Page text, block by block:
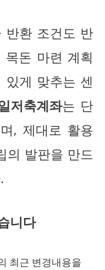
반환 조건도 반
돈 마련 계획
게 맞추는 센
저축계좌는 단
, 제대로 활용
의 발판을 만드
니다
최근 변경내용을